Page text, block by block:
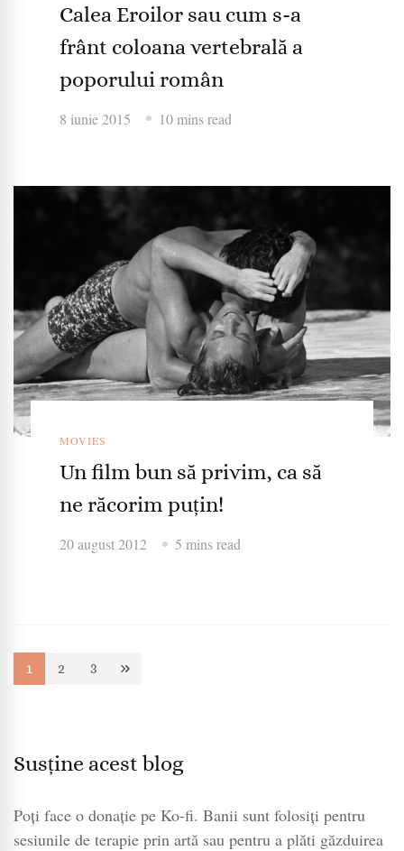
Calea Eroilor sau cum s-a
frânt coloana vertebrală a
poporului român
8 iunie 2015 10 mins read
MOVIES
Un film bun să privim, ca să
ne răcorim puțin!
20 august 2012 5 mins read
Paginație
Page
1 Page
2 Page
3
Susține acest blog
Poți face o donație pe Ko-fi. Banii sunt folosiți pentru
sesiunile de terapie prin artă sau pentru a plăti găzduirea